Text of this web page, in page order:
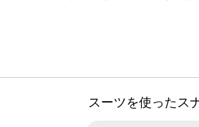
スーツを使ったス